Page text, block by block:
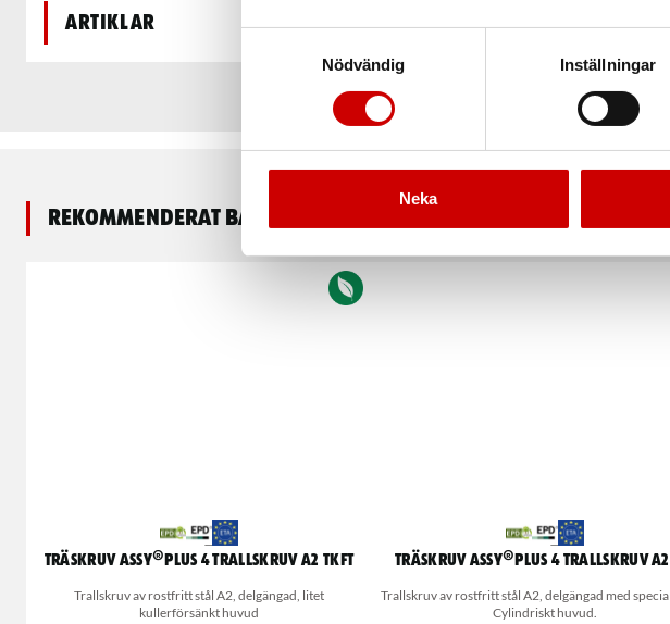
Nödvändig
Inställningar
Neka
Artiklar
Rekommenderat baserat på vald produkt
Träskruv ASSY®Plus 4 trallskruv A2 TKFT
Trallskruv av rostfritt stål A2, delgängad, litet
kullerförsänkt huvud
Träskruv ASSY®Plus 4 trallskruv A2
Trallskruv av rostfritt stål A2, delgängad med
Cylindriskt huvud.